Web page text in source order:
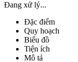
Đang xử lý...
Đặc điểm
Quy hoạch
Biểu đồ
Tiện ích
Mô tả